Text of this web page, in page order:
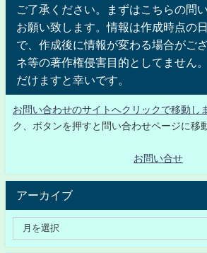
ご了承ください。まずはこちらの問
お願い致します。情報は作成時点の
で、作成後に情報が変わる場合がご
ネ等の著作権侵害目的としてません
だけますと幸いです。
お問い合わせのサイトへクリックで移動し
ク、ボタンを押すと問い合わせページに移
お問い合せ
アーカイブ